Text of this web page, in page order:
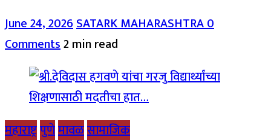
June 24, 2026SATARK MAHARASHTRA0
Comments2 min read
महाराष्ट्रपुणेमावळसामाजिक